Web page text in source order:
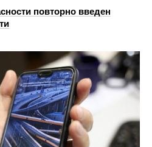
повторно введен